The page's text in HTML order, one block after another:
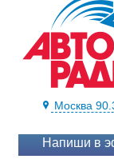
Москва
Напиши в